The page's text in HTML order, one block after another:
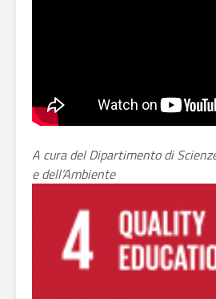
A cura del Dipartimento di
e dell’Ambiente